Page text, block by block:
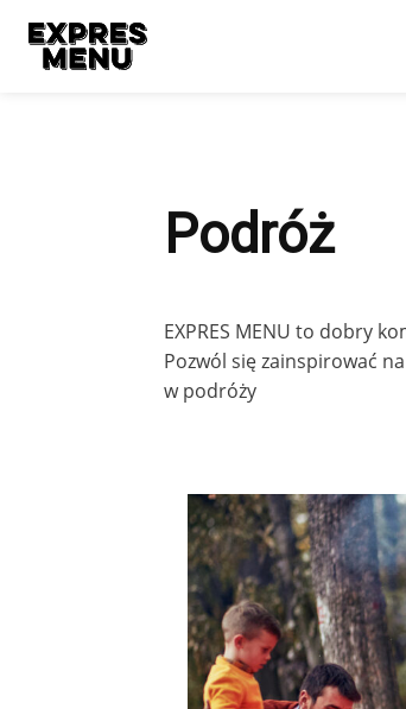
Podróż
EXPRES MENU to dobry
Pozwól się zainspirować
w podróży